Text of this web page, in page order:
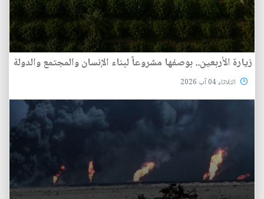
زيارة الأربعين.. بوصفها مشروعاً لبناء الإنسان والمجتمع والدولة
الثلاثاء 04 آب 2026